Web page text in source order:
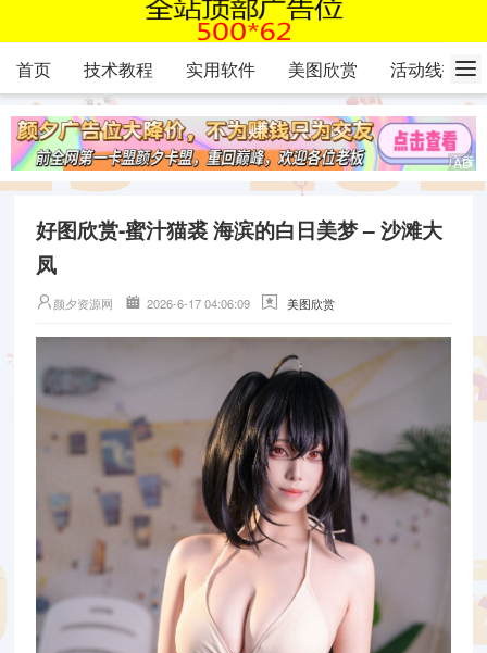
首页 技术教程 实用软件 美图欣赏 活动线报
好图欣赏-蜜汁猫裘 海滨的白日美梦 – 沙滩大
凤
颜夕资源网 2026-6-17 04:06:09 美图欣赏